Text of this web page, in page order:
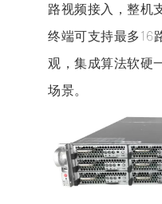
路视频接入，整机
终端可支持最多16
观，集成算法软硬
场景。